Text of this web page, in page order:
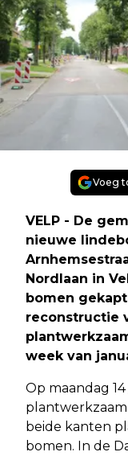
Voeg
VELP - De
nieuwe
Nordlaan in
bomen
reconstructie
week van
Op maandag
beide kanten
bomen. In de